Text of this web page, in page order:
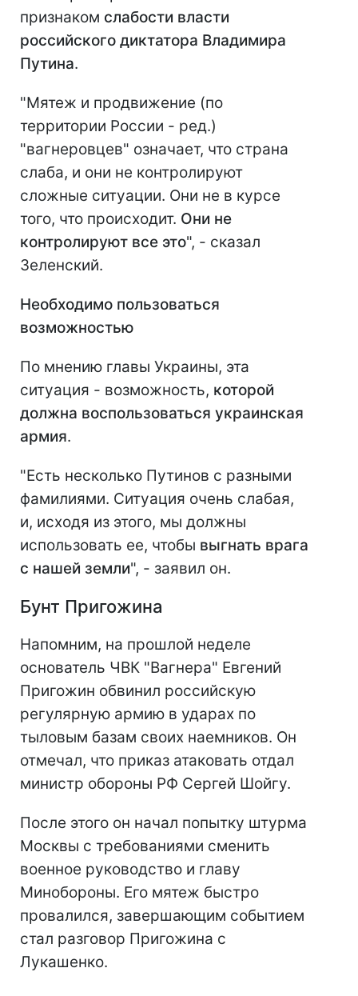
признаком слабости власти
российского диктатора Владимира
Путина.
"Мятеж и продвижение (по
территории России - ред.)
"вагнеровцев" означает, что страна
слаба, и они не контролируют
сложные ситуации. Они не в курсе
того, что происходит. Они не
контролируют все это", - сказал
Зеленский.
Необходимо пользоваться
возможностью
По мнению главы Украины, эта
ситуация - возможность, которой
должна воспользоваться украинская
армия.
"Есть несколько Путинов с разными
фамилиями. Ситуация очень слабая,
и, исходя из этого, мы должны
использовать ее, чтобы выгнать врага
с нашей земли", - заявил он.
Бунт Пригожина
Напомним, на прошлой неделе
основатель ЧВК "Вагнера" Евгений
Пригожин обвинил российскую
регулярную армию в ударах по
тыловым базам своих наемников. Он
отмечал, что приказ атаковать отдал
министр обороны РФ Сергей Шойгу.
После этого он начал попытку штурма
Москвы с требованиями сменить
военное руководство и главу
Минобороны. Его мятеж быстро
провалился, завершающим событием
стал разговор Пригожина с
Лукашенко.